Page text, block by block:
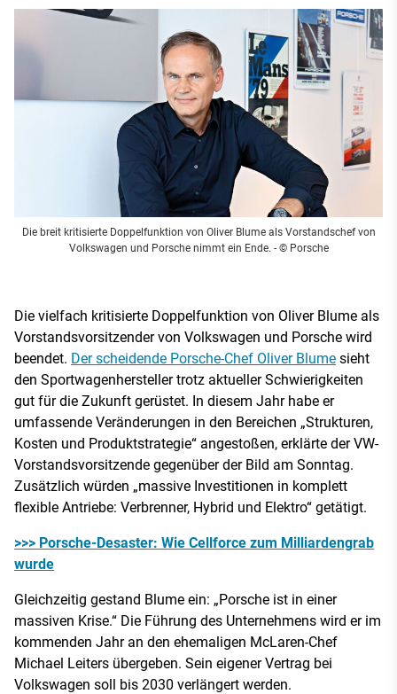
Die breit kritisierte Doppelfunktion von Oliver Blume als Vorstandschef von
Volkswagen und Porsche nimmt ein Ende. - © Porsche
Die vielfach kritisierte Doppelfunktion von Oliver Blume als
Vorstandsvorsitzender von Volkswagen und Porsche wird
beendet. Der scheidende Porsche-Chef Oliver Blume sieht
den Sportwagenhersteller trotz aktueller Schwierigkeiten
gut für die Zukunft gerüstet. In diesem Jahr habe er
umfassende Veränderungen in den Bereichen „Strukturen,
Kosten und Produktstrategie“ angestoßen, erklärte der VW-
Vorstandsvorsitzende gegenüber der Bild am Sonntag.
Zusätzlich würden „massive Investitionen in komplett
flexible Antriebe: Verbrenner, Hybrid und Elektro“ getätigt.
>>> Porsche-Desaster: Wie Cellforce zum Milliardengrab
wurde
Gleichzeitig gestand Blume ein: „Porsche ist in einer
massiven Krise.“ Die Führung des Unternehmens wird er im
kommenden Jahr an den ehemaligen McLaren-Chef
Michael Leiters übergeben. Sein eigener Vertrag bei
Volkswagen soll bis 2030 verlängert werden.